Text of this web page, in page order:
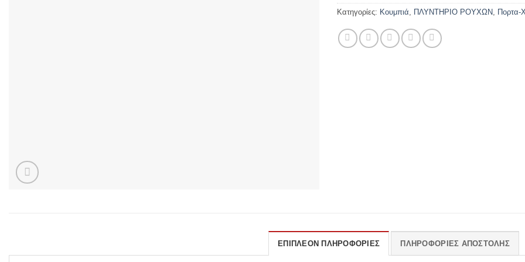
Κατηγορίες: Κουμπιά ΠΛΥΝΤΗΡΙΟ ΡΟΥΧΩΝ Πορτα-
ΕΠΙΠΛΈΟΝ ΠΛΗΡΟΦΟΡΊΕΣ ΠΛΗΡΟΦΟΡΊΕΣ ΑΠΟΣΤΟΛΉΣ